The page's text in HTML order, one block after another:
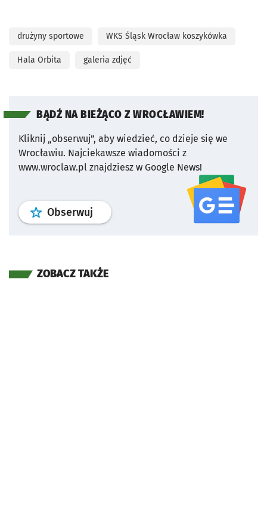
drużyny sportowe WKS Śląsk Wrocław koszykówka
Hala Orbita galeria zdjęć
BĄDŹ NA BIEŻĄCO Z WROCŁAWIEM!
Kliknij „obserwuj”, aby wiedzieć, co dzieje się we
Wrocławiu. Najciekawsze wiadomości z
www.wroclaw.pl znajdziesz w Google News!
Obserwuj profil serwisu
ZOBACZ TAKŻE